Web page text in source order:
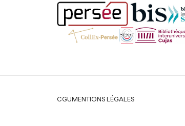
Légal
CGUMENTIONS LÉGALES